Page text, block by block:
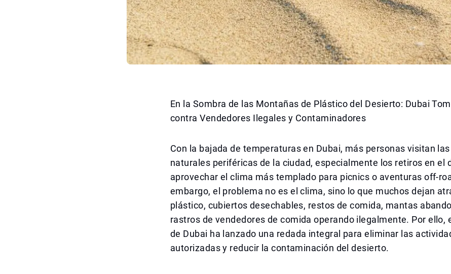
En la Sombra de las Montañas de Plástico del Desierto: Dubai
contra Vendedores Ilegales y Contaminadores
Con la bajada de temperaturas en Dubai, más personas visitan
naturales periféricas de la ciudad, especialmente los retiros en el
aprovechar el clima más templado para picnics o aventuras off-
embargo, el problema no es el clima, sino lo que muchos dejan
plástico, cubiertos desechables, restos de comida, mantas
rastros de vendedores de comida operando ilegalmente. Por ello,
de Dubai ha lanzado una redada integral para eliminar las
autorizadas y reducir la contaminación del desierto.